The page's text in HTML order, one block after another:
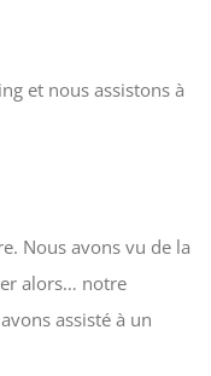
et nous assistons à
Nous avons vu de la
alors… notre
assisté à un